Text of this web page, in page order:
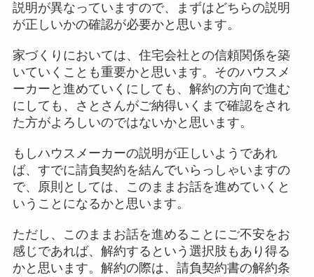
説明が異なっていますので、まずはどちらの説明
が正しいかの確認が必要かと思います。
家づくりにおいては、住宅会社との信頼関係を築
いていくことも重要かと思います。そのハウスメ
ーカーと進めていくにしても、解約の方向で進む
にしても、さとさんがご納得いくまで確認をされ
た方がよろしいのではないかと思います。
もしハウスメーカーの説明が正しいようであれ
ば、すでに請負契約を結んでいらっしゃいますの
で、原則としては、このままお話を進めていくと
いうことになるかと思います。
ただし、このままお話を進めることにご不安をお
感じであれば、解約するという選択肢もあり得る
かと思います。解約の際は、請負契約書の解約条